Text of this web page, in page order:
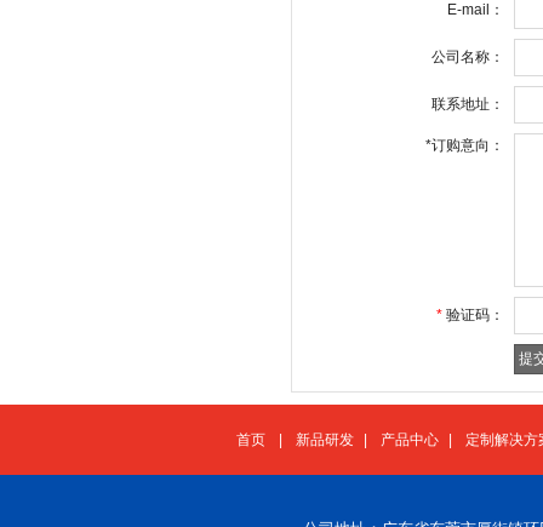
E-mail：
公司名称：
联系地址：
*订购意向：
* 验证码：
首页 新品研发 产品中心 定制解决方